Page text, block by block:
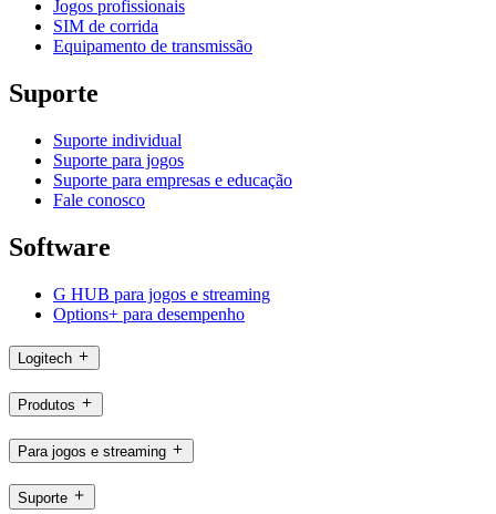
Jogos profissionais
SIM de corrida
Equipamento de transmissão
Suporte
Suporte individual
Suporte para jogos
Suporte para empresas e educação
Fale conosco
Software
G HUB para jogos e streaming
Options+ para desempenho
Logitech
Produtos
Para jogos e streaming
Suporte